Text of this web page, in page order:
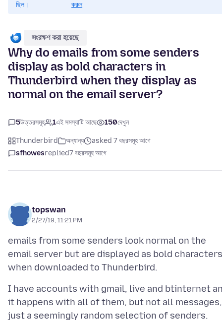
ছিল।
করুন
সংরক্ষণ করা হয়েছে
Why do emails from some senders
display as bold characters in
Thunderbird when they display as
normal on the email server?
5উত্তরসমূহ 1এই সমস্যাটি আছে 150দেখুন
Thunderbird অন্যান্য
asked 7 বছরসমূহ আগে
sfhowesreplied7 বছরসমূহ আগে
topswan
2/27/19, 11:21 PM
emails from some senders look normal on the
email server but are displayed as bold characters
I have accounts with gmail, live and btinternet
it happens with all of them, but not all messages,